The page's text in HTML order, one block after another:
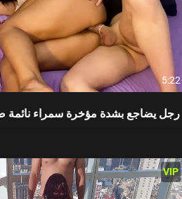
5:22
رجل يضاجع بشدة مؤخرة سمراء نائمة
VIP